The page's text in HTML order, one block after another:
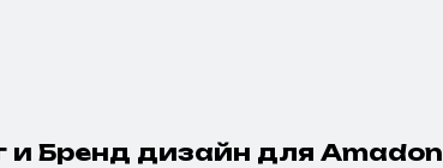
и Бренд дизайн для Amadon